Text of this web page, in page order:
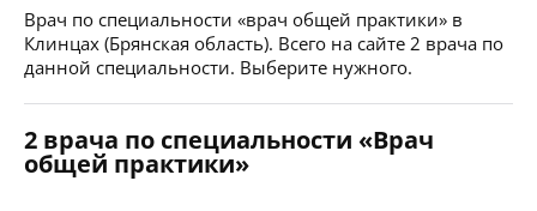
Врач по специальности «врач общей практики» в
Клинцах (Брянская область). Всего на сайте 2 врача по
данной специальности. Выберите нужного.
2 врача по специальности «Врач
общей практики»